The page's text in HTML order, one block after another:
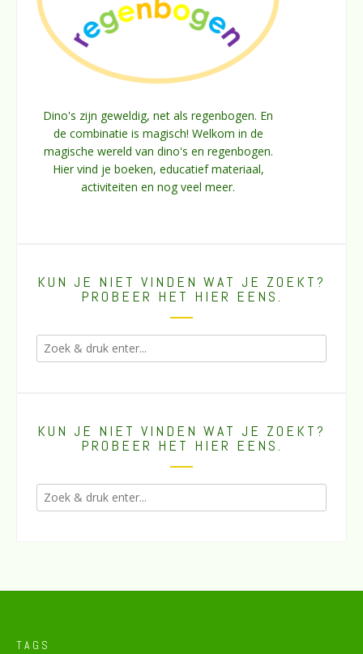
Dino's zijn geweldig, net als regenbogen. En
de combinatie is magisch! Welkom in de
magische wereld van dino's en regenbogen.
Hier vind je boeken, educatief materiaal,
activiteiten en nog veel meer.
KUN JE NIET VINDEN WAT JE ZOEKT?
PROBEER HET HIER EENS.
KUN JE NIET VINDEN WAT JE ZOEKT?
PROBEER HET HIER EENS.
TAGS